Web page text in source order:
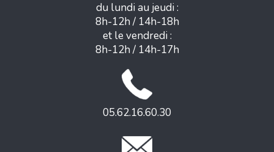
du lundi au jeudi :
8h-12h / 14h-18h
et le vendredi :
8h-12h / 14h-17h
05.62.16.60.30